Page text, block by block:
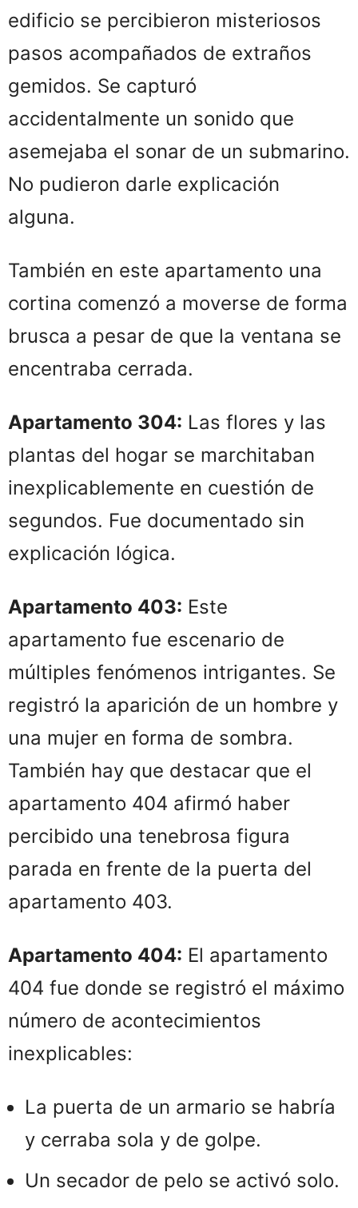
edificio se percibieron misteriosos
pasos acompañados de extraños
gemidos. Se capturó
accidentalmente un sonido que
asemejaba el sonar de un submarino.
No pudieron darle explicación
alguna.
También en este apartamento una
cortina comenzó a moverse de forma
brusca a pesar de que la ventana se
encentraba cerrada.
Apartamento 304: Las flores y las
plantas del hogar se marchitaban
inexplicablemente en cuestión de
segundos. Fue documentado sin
explicación lógica.
Apartamento 403: Este
apartamento fue escenario de
múltiples fenómenos intrigantes. Se
registró la aparición de un hombre y
una mujer en forma de sombra.
También hay que destacar que el
apartamento 404 afirmó haber
percibido una tenebrosa figura
parada en frente de la puerta del
apartamento 403.
Apartamento 404: El apartamento
404 fue donde se registró el máximo
número de acontecimientos
inexplicables:
La puerta de un armario se habría
y cerraba sola y de golpe.
Un secador de pelo se activó solo.